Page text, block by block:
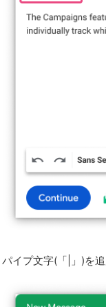
パイプ文字(「|」)を